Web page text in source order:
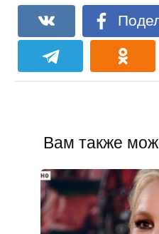
Вам также